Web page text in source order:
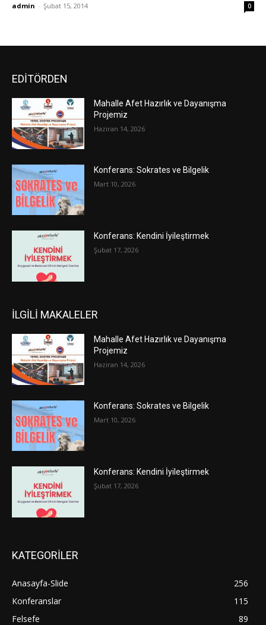
admin - Şubat 15, 2014 0
EDİTÖRDEN
Mahalle Afet Hazırlık ve Dayanışma
Projemiz
Haziran 14, 2026
Konferans: Sokrates ve Bilgelik
Mart 10, 2026
Konferans: Kendini İyileştirmek
Şubat 17, 2026
İLGİLİ MAKALELER
Mahalle Afet Hazırlık ve Dayanışma
Projemiz
Haziran 14, 2026
Konferans: Sokrates ve Bilgelik
Mart 10, 2026
Konferans: Kendini İyileştirmek
Şubat 17, 2026
KATEGORİLER
Anasayfa-Slide
256
Konferanslar
115
Felsefe
89